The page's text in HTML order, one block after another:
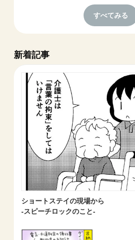
すべてみる
新着記事
ショートステイの現場から
-スピーチロックのこと-